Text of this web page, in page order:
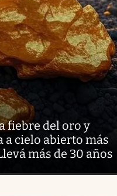
fiebre del oro y
a cielo abierto más
más de 30 años